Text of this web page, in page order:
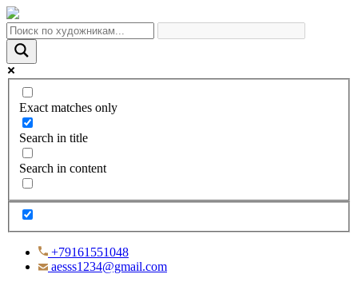
Exact matches only
Search in title
Search in content
+79161551048
aesss1234@gmail.com